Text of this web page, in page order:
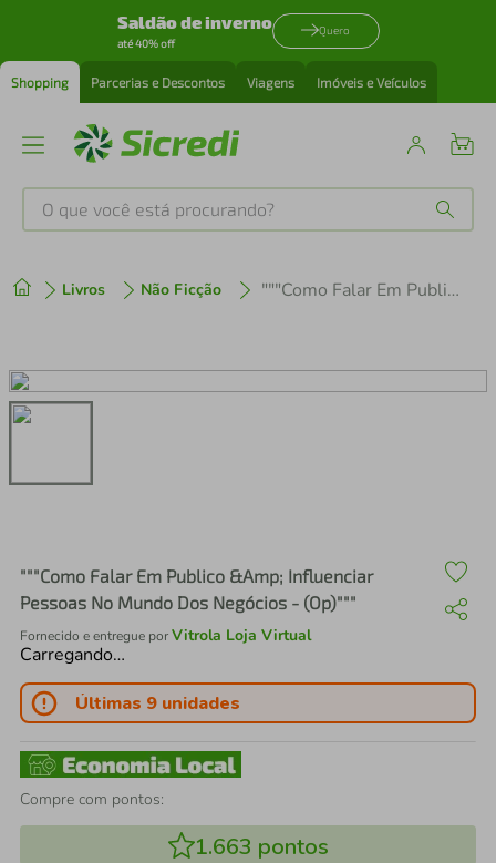
Saldão de inverno
até 40% off
Quero
Shopping Parcerias e Descontos Viagens Imóveis e Veículos
O que você está procurando?
Livros Não Ficção """Como Falar Em Publico &Amp; Influenciar Pessoas No Mundo Dos Negócios - (Op)"""
"""Como Falar Em Publico &Amp; Influenciar
Pessoas No Mundo Dos Negócios - (Op)"""
Fornecido e entregue porVitrola Loja Virtual
Carregando…
Últimas 9 unidades
Compre com pontos:
1.663 pontos
2º cafeteira